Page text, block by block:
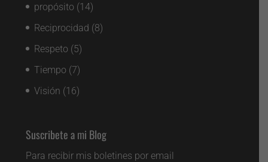
propósito (14)
Reciprocidad (8)
Respeto (5)
Tiempo (7)
Visión (16)
Suscribete a mi Blog
Para recibir mis boletines por email